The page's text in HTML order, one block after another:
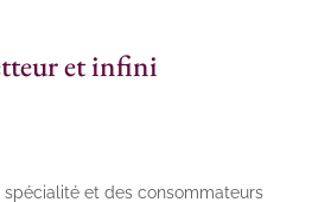
et infini
spécialité et des consommateurs